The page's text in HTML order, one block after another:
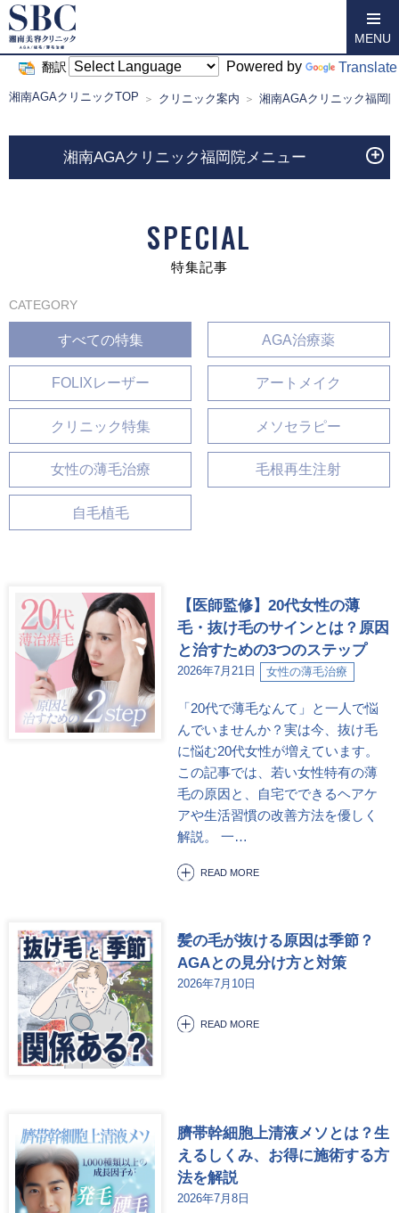
翻訳 Powered by Translate
MENU
湘南AGAクリニックTOP クリニック案内 湘南AGAクリニック福岡院
湘南AGAクリニック福岡院メニュー
SPECIAL
特集記事
CATEGORY
すべての特集 AGA治療薬
FOLIXレーザー アートメイク
クリニック特集 メソセラピー
女性の薄毛治療 毛根再生注射
自毛植毛
2026年7月21日 女性の薄毛治療
【医師監修】20代女性の薄
毛・抜け毛のサインとは？原因
と治すための3つのステップ
「20代で薄毛なんて」と一人で悩
んでいませんか？実は今、抜け毛
に悩む20代女性が増えています。
この記事では、若い女性特有の薄
毛の原因と、自宅でできるヘアケ
アや生活習慣の改善方法を優しく
解説。 一…
READ MORE
2026年7月10日
髪の毛が抜ける原因は季節？
AGAとの見分け方と対策
READ MORE
2026年7月8日
臍帯幹細胞上清液メソとは？生
えるしくみ、お得に施術する方
法を解説